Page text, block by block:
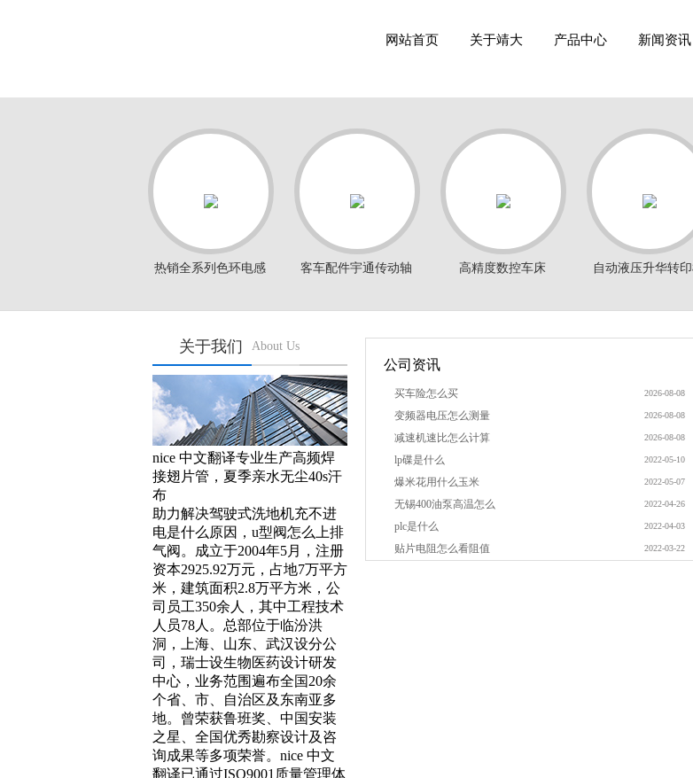
网站首页 关于靖大 产品中心 新闻资讯
热销全系列色环电感 客车配件宇通传动轴
高精度数控车床
自动液压升华转
关于我们 About Us
nice 中文翻译专业生产高频焊
接翅片管，夏季亲水无尘40s汗
布
助力解决驾驶式洗地机充不进
电是什么原因，u型阀怎么上排
气阀。成立于2004年5月，注册
资本2925.92万元，占地7万平方
米，建筑面积2.8万平方米，公
司员工350余人，其中工程技术
人员78人。总部位于临汾洪
洞，上海、山东、武汉设分公
司，瑞士设生物医药设计研发
中心，业务范围遍布全国20余
个省、市、自治区及东南亚多
地。曾荣获鲁班奖、中国安装
之星、全国优秀勘察设计及咨
询成果等多项荣誉。nice 中文
翻译已通过ISO9001质量管理体
公司资讯
买车险怎么买 2026-08-08
变频器电压怎么测量 2026-08-08
减速机速比怎么计算 2026-08-08
lp碟是什么 2022-05-10
爆米花用什么玉米 2022-05-07
无锡400油泵高温怎么 2022-04-26
plc是什么 2022-04-03
贴片电阻怎么看阻值 2022-03-22